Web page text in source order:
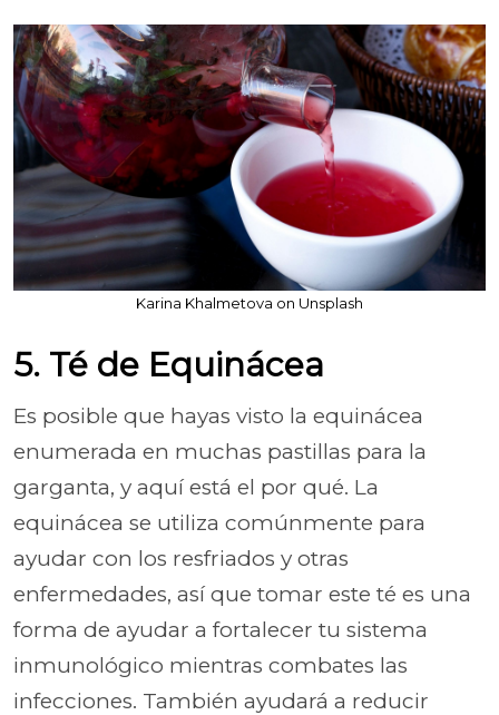
Karina Khalmetova on Unsplash
5. Té de Equinácea
Es posible que hayas visto la equinácea
enumerada en muchas pastillas para la
garganta, y aquí está el por qué. La
equinácea se utiliza comúnmente para
ayudar con los resfriados y otras
enfermedades, así que tomar este té es una
forma de ayudar a fortalecer tu sistema
inmunológico mientras combates las
infecciones. También ayudará a reducir